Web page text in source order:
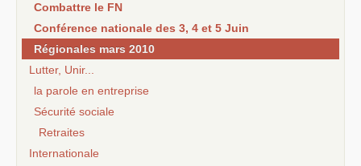
Combattre le FN
Conférence nationale des 3, 4 et 5 Juin
Régionales mars 2010
Lutter, Unir...
la parole en entreprise
Sécurité sociale
Retraites
Internationale